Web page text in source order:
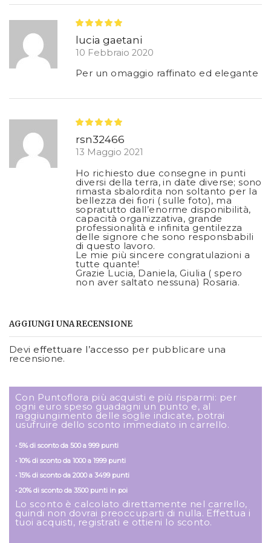
lucia gaetani
10 Febbraio 2020
Per un omaggio raffinato ed elegante
rsn32466
13 Maggio 2021
Ho richiesto due consegne in punti
diversi della terra, in date diverse; sono
rimasta sbalordita non soltanto per la
bellezza dei fiori ( sulle foto), ma
sopratutto dall’enorme disponibilità,
capacità organizzativa, grande
professionalità e infinita gentilezza
delle signore che sono responsbabili
di questo lavoro.
Le mie più sincere congratulazioni a
tutte quante!
Grazie Lucia, Daniela, Giulia ( spero
non aver saltato nessuna) Rosaria.
AGGIUNGI UNA RECENSIONE
Devi effettuare l’accesso per pubblicare una
recensione.
Con Puntoflora più acquisti e più risparmi: per
ogni euro speso guadagni un punto e, al
raggiungimento delle soglie indicate, potrai
usufruire dello sconto immediato in carrello.
• 5% di sconto da 500 a 999 punti
• 10% di sconto da 1000 a 1999 punti
• 15% di sconto da 2000 a 3499 punti
• 20% di sconto da 3500 punti in poi
Lo sconto è calcolato direttamente nel carrello,
quindi non dovrai preoccuparti di nulla. Effettua i
tuoi acquisti, registrati e ottieni lo sconto.